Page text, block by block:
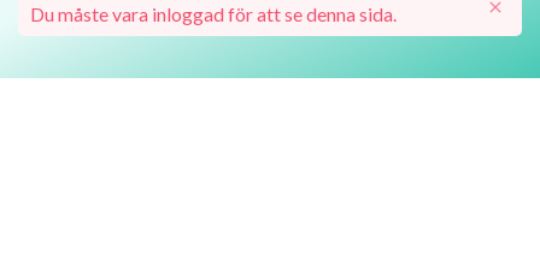
Du måste vara inloggad för att se denna sida.